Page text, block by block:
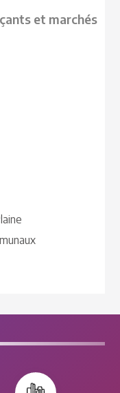
et marchés